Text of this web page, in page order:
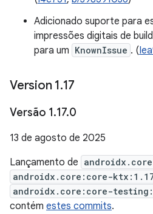
Adicionado suporte para
impressões digitais de
para um KnownIssue . (
Version 1.17
Versão 1.17.0
13 de agosto de 2025
Lançamento de
androidx.core:core-
androidx.core:core-
contém estes commits.